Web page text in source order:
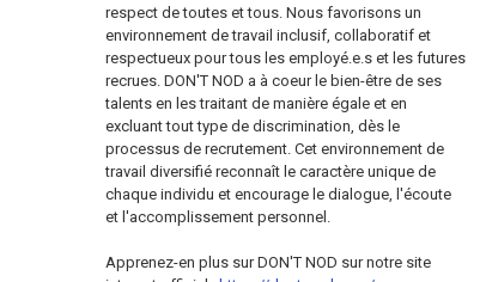
respect de toutes et tous. Nous favorisons un
environnement de travail inclusif, collaboratif et
respectueux pour tous les employé.e.s et les futures
recrues. DON'T NOD a à coeur le bien-être de ses
talents en les traitant de manière égale et en
excluant tout type de discrimination, dès le
processus de recrutement. Cet environnement de
travail diversifié reconnaît le caractère unique de
chaque individu et encourage le dialogue, l'écoute
et l'accomplissement personnel.
Apprenez-en plus sur DON'T NOD sur notre site